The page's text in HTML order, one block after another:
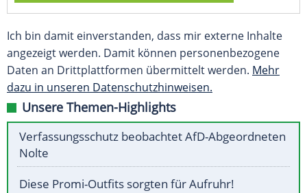
Ich bin damit einverstanden, dass mir externe Inhalte
angezeigt werden. Damit können personenbezogene
Daten an Drittplattformen übermittelt werden. Mehr
dazu in unseren Datenschutzhinweisen.
Unsere Themen-Highlights
Verfassungsschutz beobachtet AfD-Abgeordneten
Nolte
Diese Promi-Outfits sorgten für Aufruhr!